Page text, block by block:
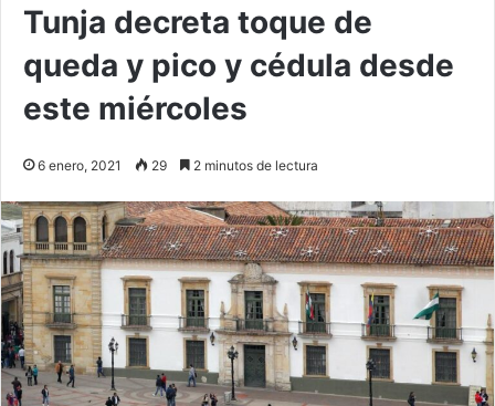
Tunja decreta toque de
queda y pico y cédula desde
este miércoles
6 enero, 2021 29 2 minutos de lectura